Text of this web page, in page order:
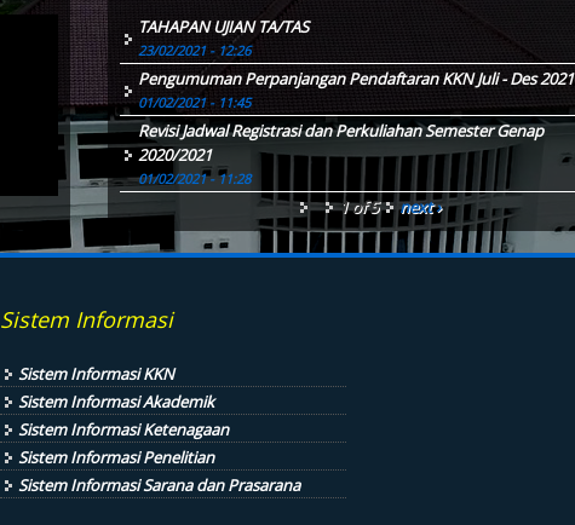
TAHAPAN UJIAN TA/TAS
23/02/2021 - 12:26
Pengumuman Perpanjangan Pendaftaran KKN Juli - Des 2021
01/02/2021 - 11:45
Revisi Jadwal Registrasi dan Perkuliahan Semester Genap
2020/2021
01/02/2021 - 11:28
1 of 5 next ›
Sistem Informasi
Sistem Informasi KKN
Sistem Informasi Akademik
Sistem Informasi Ketenagaan
Sistem Informasi Penelitian
Sistem Informasi Sarana dan Prasarana